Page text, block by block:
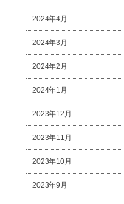
2024年4月
2024年3月
2024年2月
2024年1月
2023年12月
2023年11月
2023年10月
2023年9月